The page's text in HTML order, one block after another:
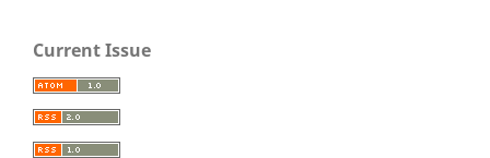
Current Issue